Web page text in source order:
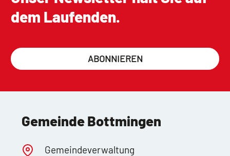
dem Laufenden.
ABONNIEREN
Gemeinde Bottmingen
Gemeindeverwaltung